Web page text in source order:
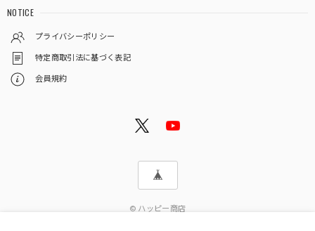
NOTICE
プライバシーポリシー
特定商取引法に基づく表記
会員規約
© ハッピー商店